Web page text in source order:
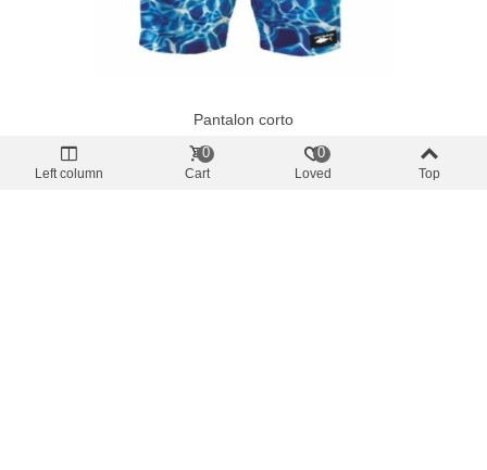
Pantalon corto
Ocean Tek Bluewater Badeanzug Hose
49,85 € (inkl. MwSt.)
Left column Cart
0
Loved
0
Top